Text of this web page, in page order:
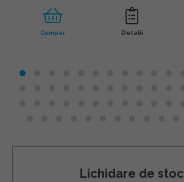
Cumpar Detalii
Lichidare de stoc